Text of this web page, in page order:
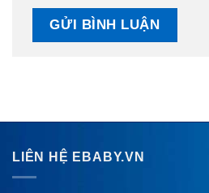
LIÊN HỆ EBABY.VN